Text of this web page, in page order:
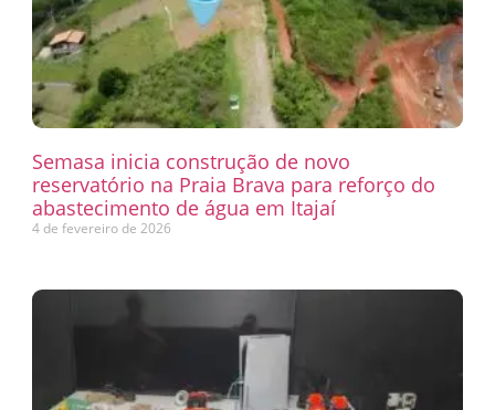
Semasa inicia construção de novo
reservatório na Praia Brava para reforço do
abastecimento de água em Itajaí
4 de fevereiro de 2026